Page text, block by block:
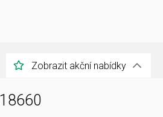
Zobrazit akční nabídky